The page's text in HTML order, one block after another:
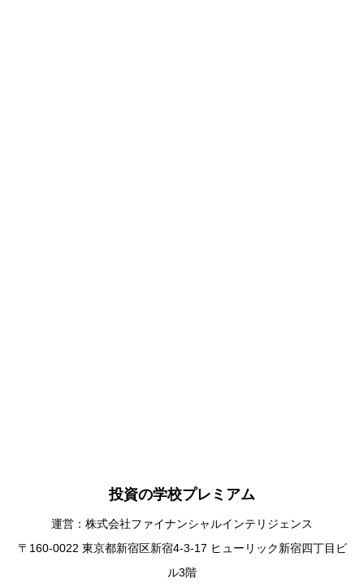
投資の学校プレミアム
運営：株式会社ファイナンシャルインテリジェンス
〒160-0022 東京都新宿区新宿4-3-17 ヒューリック新宿四丁目ビ
ル3階